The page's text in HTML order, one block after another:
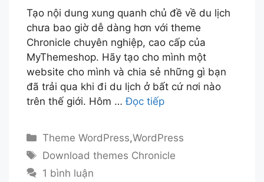
Tạo nội dung xung quanh chủ đề về du lịch
chưa bao giờ dễ dàng hơn với theme
Chronicle chuyên nghiệp, cao cấp của
MyThemeshop. Hãy tạo cho mình một
website cho mình và chia sẻ những gì bạn
đã trải qua khi đi du lịch ở bất cứ nơi nào
trên thế giới. Hôm …Đọc tiếp
Danh
mục
Theme WordPress,WordPress
Thẻ
Download themes Chronicle
1 bình luận